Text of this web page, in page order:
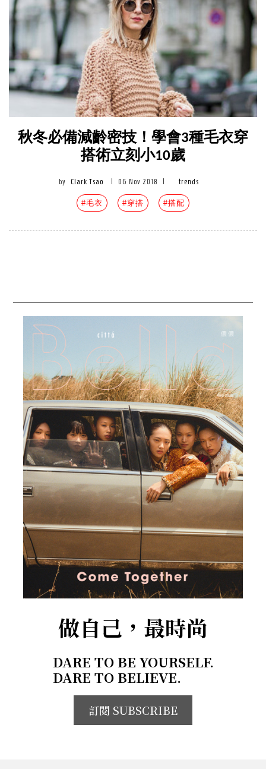
秋冬必備減齡密技！學會3種毛衣穿
搭術立刻小10歲
by Clark Tsao 06 Nov 2018 trends
#毛衣 #穿搭 #搭配
做自己，最時尚
DARE TO BE YOURSELF.
DARE TO BELIEVE.
訂閱 SUBSCRIBE